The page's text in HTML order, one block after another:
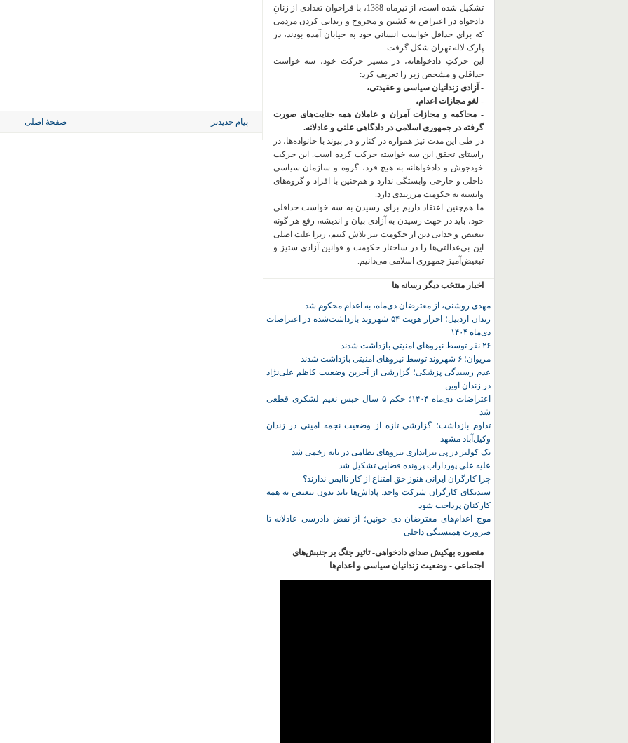
پیام جدیدتر صفحهٔ اصلی
تشکیل شده است، از تیرماه 1388، با فراخوان تعدادی از زنانِ
دادخواه در اعتراض به کشتن و مجروح و زندانی کردن مردمی
که برای حداقل خواست انسانی خود به خیابان آمده بودند، در
پارک لاله تهران شکل گرفت.
این حرکتِ دادخواهانه، در مسیر حرکت خود، سه خواست
حداقلی و مشخص زیر را تعریف کرد:
- آزادی زندانیان سیاسی و عقیدتی،
- لغو مجازات اعدام،
- محاکمه و مجازات آمران و عاملان همه جنایت‌های صورت
گرفته در جمهوری اسلامی در دادگاهی علنی و عادلانه.
در طی این مدت نیز همواره در کنار و در پیوند با خانواده‌ها، در
راستای تحقق این سه خواسته حرکت کرده است. این حرکت
خودجوش و دادخواهانه به هیچ فرد، گروه و سازمان سیاسی
داخلی و خارجی وابستگی ندارد و هم‌چنین با افراد و گروه‌های
وابسته به حکومت مرزبندی دارد.
ما هم‌چنین اعتقاد داریم برای رسیدن به سه خواست حداقلی
خود، باید در جهت رسیدن به آزادی بیان و اندیشه، رفع هر گونه
تبعیض و جدایی دین از حکومت نیز تلاش کنیم، زیرا علت اصلی
این بی‌عدالتی‌ها را در ساختار حکومت و قوانین آزادی ستیز و
تبعیض‌آمیز جمهوری اسلامی می‌دانیم.
اخبار منتخب دیگر رسانه ها
مهدی روشنی، از معترضان دی‌ماه، به اعدام محکوم شد
زندان اردبیل؛ احراز هویت ۵۴ شهروند بازداشت‌شده در اعتراضات
دی‌ماه ۱۴۰۴
۲۶ نفر توسط نیروهای امنیتی بازداشت شدند
مریوان؛ ۶ شهروند توسط نیروهای امنیتی بازداشت شدند
عدم رسیدگی پزشکی؛ گزارشی از آخرین وضعیت کاظم علی‌نژاد
در زندان اوین
اعتراضات دی‌ماه ۱۴۰۴؛ حکم ۵ سال حبس نعیم لشکری قطعی
شد
تداوم بازداشت؛ گزارشی تازه از وضعیت نجمه امینی در زندان
وکیل‌آباد مشهد
یک کولبر در پی تیراندازی نیروهای نظامی در بانه زخمی شد
علیه علی پورداراب پرونده قضایی تشکیل شد
چرا کارگران ایرانی هنوز حق امتناع از کار ناایمن ندارند؟
سندیکای کارگران شرکت واحد: پاداش‌ها باید بدون تبعیض به همه
کارکنان پرداخت شود
موج اعدام‌های معترضان دی‌ خونین؛ از نقض دادرسی عادلانه تا
ضرورت همبستگی داخلی
منصوره بهکیش صدای دادخواهی- تاثیر جنگ بر جنبش‌های
اجتماعی - وضعیت زندانیان سیاسی و اعدام‌ها